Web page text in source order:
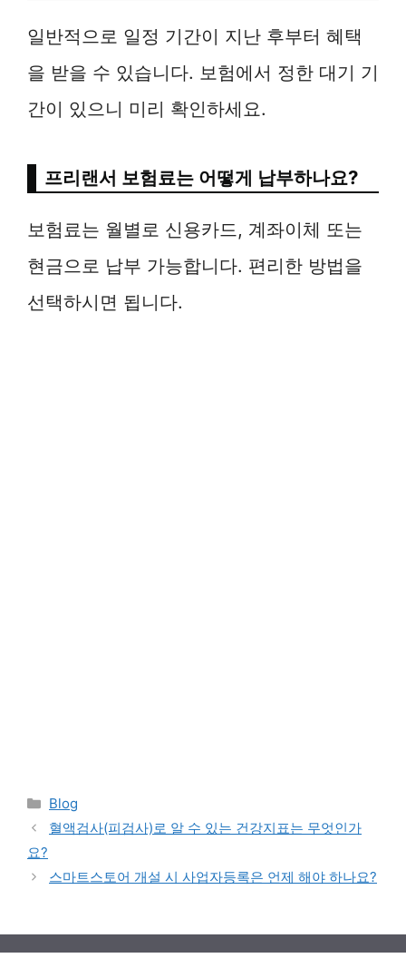
일반적으로 일정 기간이 지난 후부터 혜택
을 받을 수 있습니다. 보험에서 정한 대기 기
간이 있으니 미리 확인하세요.
프리랜서 보험료는 어떻게 납부하나요?
보험료는 월별로 신용카드, 계좌이체 또는
현금으로 납부 가능합니다. 편리한 방법을
선택하시면 됩니다.
Categories
Blog
혈액검사(피검사)로 알 수 있는 건강지표는 무엇인가
요?
스마트스토어 개설 시 사업자등록은 언제 해야 하나요?